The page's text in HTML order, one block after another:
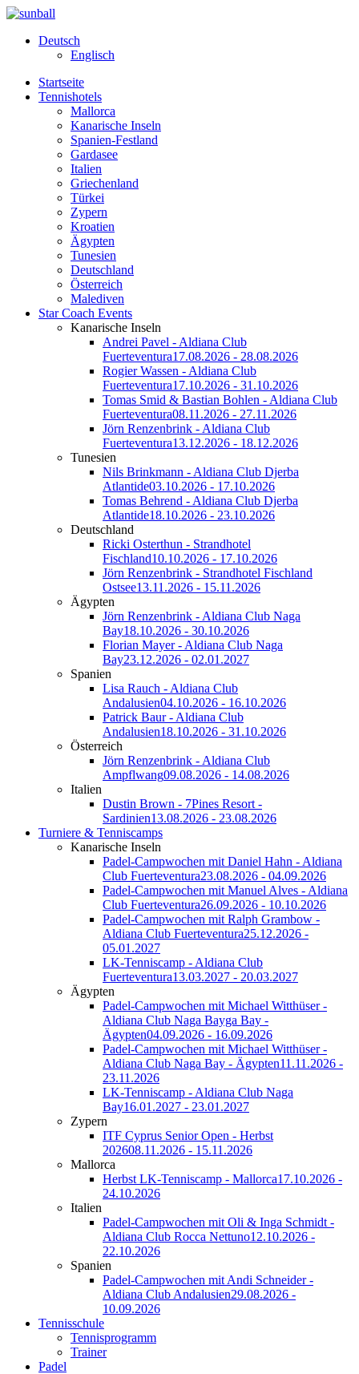
Deutsch
Englisch
Startseite
Tennishotels
Mallorca
Kanarische Inseln
Spanien-Festland
Gardasee
Italien
Griechenland
Türkei
Zypern
Kroatien
Ägypten
Tunesien
Deutschland
Österreich
Malediven
Star Coach Events
Kanarische Inseln
Andrei Pavel - Aldiana Club
Fuerteventura17.08.2026 - 28.08.2026
Rogier Wassen - Aldiana Club
Fuerteventura17.10.2026 - 31.10.2026
Tomas Smid & Bastian Bohlen - Aldiana Club
Fuerteventura08.11.2026 - 27.11.2026
Jörn Renzenbrink - Aldiana Club
Fuerteventura13.12.2026 - 18.12.2026
Tunesien
Nils Brinkmann - Aldiana Club Djerba
Atlantide03.10.2026 - 17.10.2026
Tomas Behrend - Aldiana Club Djerba
Atlantide18.10.2026 - 23.10.2026
Deutschland
Ricki Osterthun - Strandhotel
Fischland10.10.2026 - 17.10.2026
Jörn Renzenbrink - Strandhotel Fischland
Ostsee13.11.2026 - 15.11.2026
Ägypten
Jörn Renzenbrink - Aldiana Club Naga
Bay18.10.2026 - 30.10.2026
Florian Mayer - Aldiana Club Naga
Bay23.12.2026 - 02.01.2027
Spanien
Lisa Rauch - Aldiana Club
Andalusien04.10.2026 - 16.10.2026
Patrick Baur - Aldiana Club
Andalusien18.10.2026 - 31.10.2026
Österreich
Jörn Renzenbrink - Aldiana Club
Ampflwang09.08.2026 - 14.08.2026
Italien
Dustin Brown - 7Pines Resort -
Sardinien13.08.2026 - 23.08.2026
Turniere & Tenniscamps
Kanarische Inseln
Padel-Campwochen mit Daniel Hahn - Aldiana
Club Fuerteventura23.08.2026 - 04.09.2026
Padel-Campwochen mit Manuel Alves - Aldiana
Club Fuerteventura26.09.2026 - 10.10.2026
Padel-Campwochen mit Ralph Grambow -
Aldiana Club Fuerteventura25.12.2026 -
05.01.2027
LK-Tenniscamp - Aldiana Club
Fuerteventura13.03.2027 - 20.03.2027
Ägypten
Padel-Campwochen mit Michael Witthüser -
Aldiana Club Naga Bayga Bay -
Ägypten04.09.2026 - 16.09.2026
Padel-Campwochen mit Michael Witthüser -
Aldiana Club Naga Bay - Ägypten11.11.2026 -
23.11.2026
LK-Tenniscamp - Aldiana Club Naga
Bay16.01.2027 - 23.01.2027
Zypern
ITF Cyprus Senior Open - Herbst
202608.11.2026 - 15.11.2026
Mallorca
Herbst LK-Tenniscamp - Mallorca17.10.2026 -
24.10.2026
Italien
Padel-Campwochen mit Oli & Inga Schmidt -
Aldiana Club Rocca Nettuno12.10.2026 -
22.10.2026
Spanien
Padel-Campwochen mit Andi Schneider -
Aldiana Club Andalusien29.08.2026 -
10.09.2026
Tennisschule
Tennisprogramm
Trainer
Padel